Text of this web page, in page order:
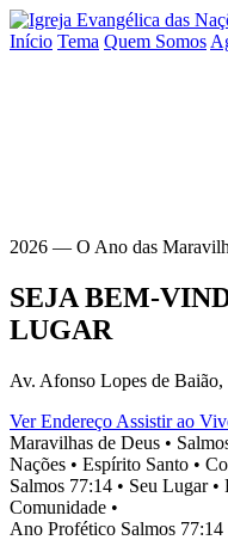
Início Tema Quem Somos
2026 — O Ano das
SEJA BEM-
LUGAR
Av. Afonso Lopes de
Ver Endereço Assistir ao
Maravilhas de Deus •
Nações • Espírito Santo •
Salmos 77:14 • Seu Lugar •
Comunidade •
Ano Profético Salmos 77:14